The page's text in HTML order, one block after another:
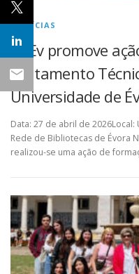
NOTÍCIAS
RBEv promove
Tratamento
Universidade de
Data: 27 de abril de
Rede de Bibliotecas de Évora
realizou-se uma ação de